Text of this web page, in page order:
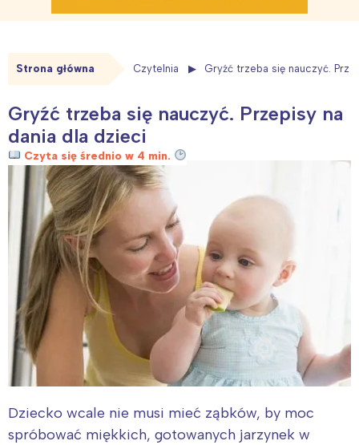
Strona główna Czytelnia Gryźć trzeba się nauczyć.
Gryźć trzeba się nauczyć. Przepisy na
dania dla dzieci
Czyta się średnio w 4 min.
Dziecko wcale nie musi mieć ząbków, by moc
spróbować miękkich, gotowanych jarzynek w